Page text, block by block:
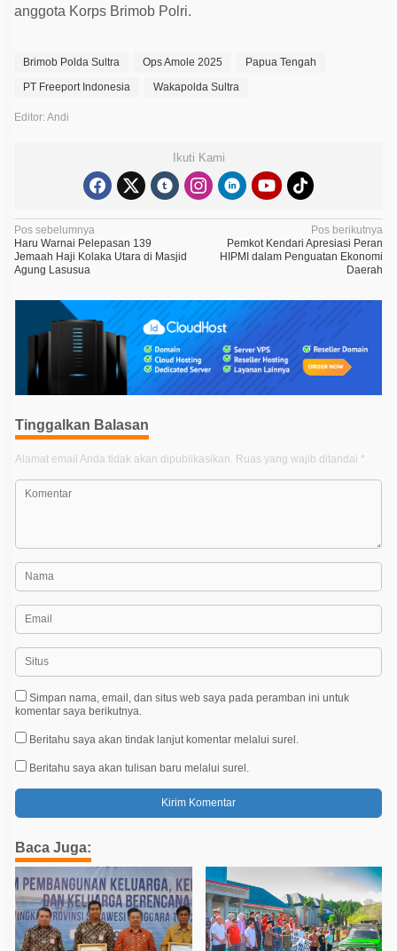
anggota Korps Brimob Polri.
Brimob Polda Sultra Ops Amole 2025
Papua Tengah
PT Freeport Indonesia
Wakapolda Sultra
Editor: Andi
Ikuti Kami
N
a
v
i
i
p
o
s
Pos sebelumnya
Haru Warnai Pelepasan 139
Jemaah Haji Kolaka Utara di Masjid
Agung Lasusua
Pos berikutnya
Pemkot Kendari Apresiasi Peran
HIPMI dalam Penguatan Ekonomi
Daerah
Tinggalkan Balasan
Alamat email Anda tidak akan dipublikasikan. Ruas yang wajib ditandai *
Simpan nama, email, dan situs web saya pada peramban ini untuk
komentar saya berikutnya.
Beritahu saya akan tindak lanjut komentar melalui surel.
Beritahu saya akan tulisan baru melalui surel.
Baca Juga: